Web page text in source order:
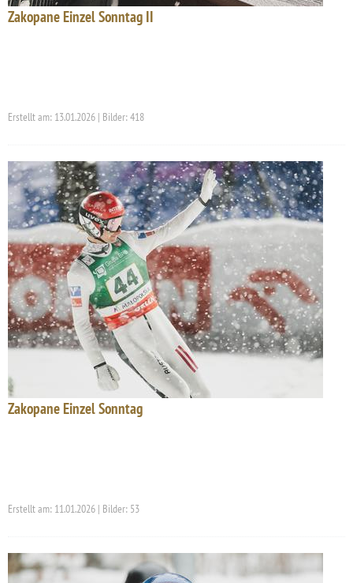
Zakopane Einzel Sonntag II
Erstellt am: 13.01.2026 | Bilder: 418
Zakopane Einzel Sonntag
Erstellt am: 11.01.2026 | Bilder: 53